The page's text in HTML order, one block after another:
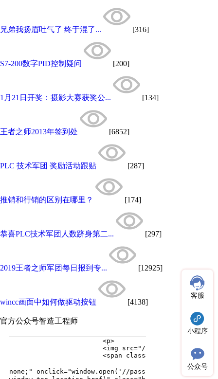
兄弟我扬眉吐气了 终于混了... [316]
S7-200数字PID控制疑问 [200]
1月21日开奖：摄影大赛获奖公... [134]
王者之师2013年签到处 [6852]
PLC 技术军团 奖励活动跟贴 [287]
推销和行销的区别在哪里？ [174]
恭喜PLC技术军团人数跻身第二... [297]
2019王者之师军团每日报到专... [12925]
wincc画面中如何做驱动按钮 [4138]
官方公众号智造工程师
客服
小程序
公众号